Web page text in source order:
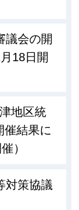
議会の開
18日開
地区統
催結果に
）
対策協議